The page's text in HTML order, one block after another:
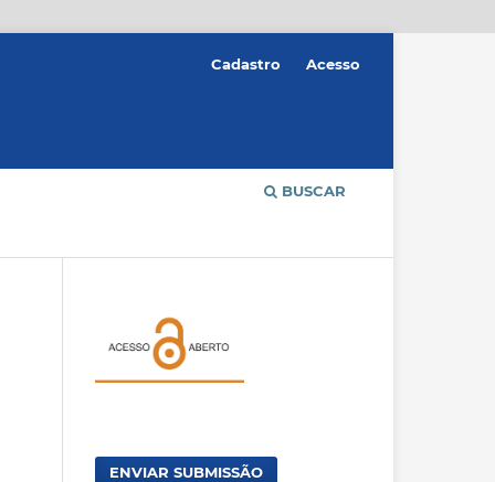
BUSCAR
Cadastro Acesso
ENVIAR SUBMISSÃO